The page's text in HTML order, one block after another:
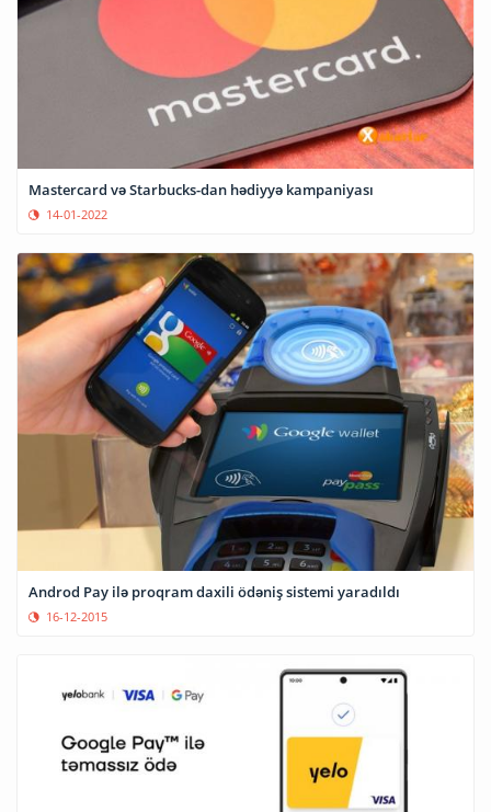
Mastercard və Starbucks-dan hədiyyə kampaniyası
14-01-2022
Androd Pay ilə proqram daxili ödəniş sistemi yaradıldı
16-12-2015